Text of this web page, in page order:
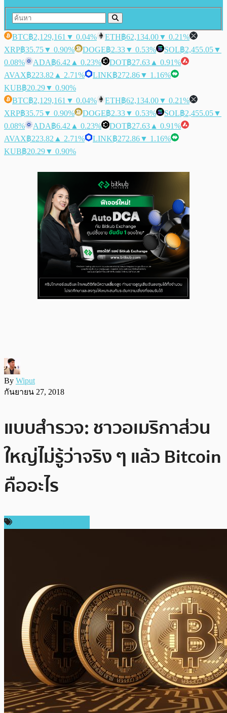
BTC฿2,129,161 ▼ 0.04% ETH฿62,134.00▼ 0.21%
XRP฿35.75▼ 0.90% DOGE฿2.33▼ 0.53% SOL฿2,455.05▼
0.08%
ADA฿6.42 ▲ 0.23% DOT฿27.63 ▲ 0.91%
AVAX฿223.82 ▲ 2.71% LINK฿272.86▼ 1.16%
KUB฿20.29▼ 0.90%
BTC฿2,129,161 ▼ 0.04% ETH฿62,134.00▼ 0.21%
XRP฿35.75▼ 0.90% DOGE฿2.33▼ 0.53% SOL฿2,455.05▼
0.08%
ADA฿6.42 ▲ 0.23% DOT฿27.63 ▲ 0.91%
AVAX฿223.82 ▲ 2.71% LINK฿272.86▼ 1.16%
KUB฿20.29▼ 0.90%
By Wiput
กันยายน 27, 2018
แบบสำรวจ: ชาวอเมริกาส่วน
ใหญ่ไม่รู้ว่าจริง ๆ แล้ว Bitcoin
คืออะไร